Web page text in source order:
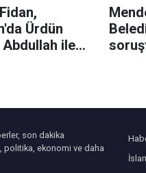
Ürdün
Abdullah ile
son dakika
politika, ekonomi ve daha